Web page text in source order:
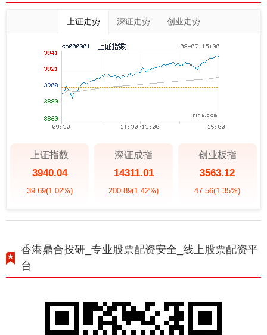
上证走势 深证走势 创业走势
上证指数
3940.04
39.69(1.02%)
深证成指
14311.01
200.89(1.42%)
创业板指
3563.12
47.56(1.35%)
香港鼎合投研_专业股票配资安全_线上股票配资平
台